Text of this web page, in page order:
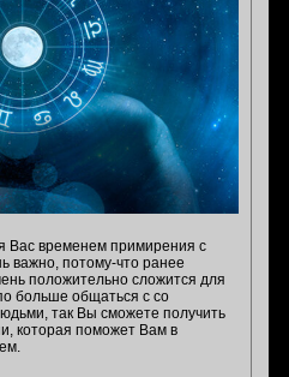
Вас временем примирения с
важно, потому-что ранее
положительно сложится для
больше общаться с со
так Вы сможете получить
которая поможет Вам в